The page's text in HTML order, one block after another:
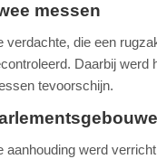
messen
verdachte, die een
Daarbij werd
tevoorschijn.
aanhouding werd